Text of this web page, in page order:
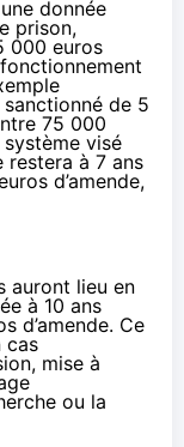
donnée
prison,
000 euros
de 5
75 000
système visé
restera à 7 ans
d’amende,
auront lieu en
à 10 ans
d’amende. Ce
cas
mise à
ou la